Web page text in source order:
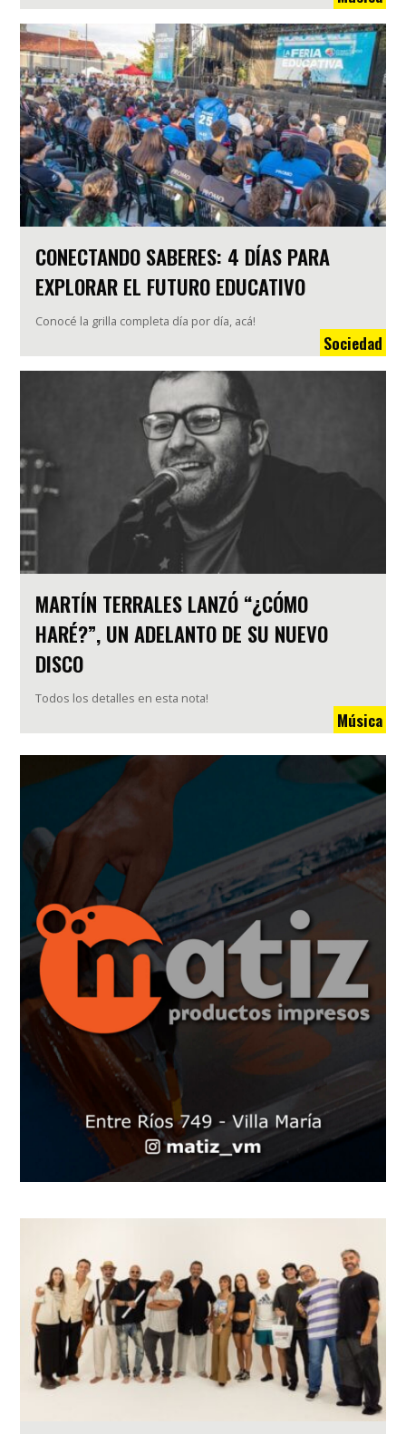
CONECTANDO SABERES: 4 DÍAS PARA
EXPLORAR EL FUTURO EDUCATIVO
Conocé la grilla completa día por día, acá!
Sociedad
MARTÍN TERRALES LANZÓ “¿CÓMO
HARÉ?”, UN ADELANTO DE SU NUEVO
DISCO
Todos los detalles en esta nota!
Música